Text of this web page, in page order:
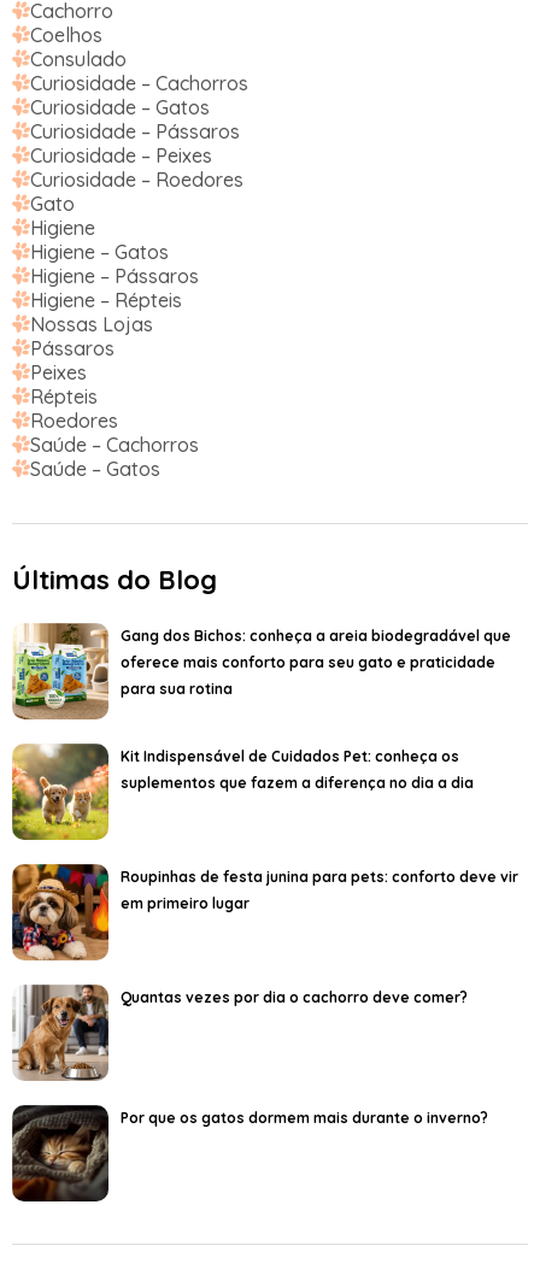
Cachorro
Coelhos
Consulado
Curiosidade – Cachorros
Curiosidade – Gatos
Curiosidade – Pássaros
Curiosidade – Peixes
Curiosidade – Roedores
Gato
Higiene
Higiene – Gatos
Higiene – Pássaros
Higiene – Répteis
Nossas Lojas
Pássaros
Peixes
Répteis
Roedores
Saúde – Cachorros
Saúde – Gatos
Últimas do Blog
Gang dos Bichos: conheça a areia biodegradável que
oferece mais conforto para seu gato e praticidade
para sua rotina
Kit Indispensável de Cuidados Pet: conheça os
suplementos que fazem a diferença no dia a dia
Roupinhas de festa junina para pets: conforto deve vir
em primeiro lugar
Quantas vezes por dia o cachorro deve comer?
Por que os gatos dormem mais durante o inverno?